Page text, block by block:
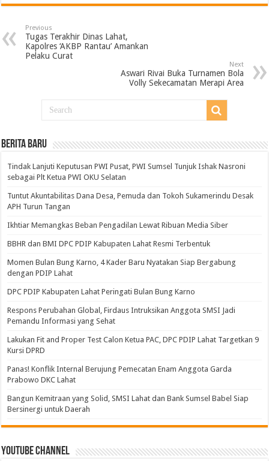
Previous
Tugas Terakhir Dinas Lahat,
Kapolres ‘AKBP Rantau’ Amankan
Pelaku Curat
Next
Aswari Rivai Buka Turnamen Bola
Volly Sekecamatan Merapi Area
BERITA BARU
Tindak Lanjuti Keputusan PWI Pusat, PWI Sumsel Tunjuk Ishak Nasroni
sebagai Plt Ketua PWI OKU Selatan
Tuntut Akuntabilitas Dana Desa, Pemuda dan Tokoh Sukamerindu Desak
APH Turun Tangan
Ikhtiar Memangkas Beban Pengadilan Lewat Ribuan Media Siber
BBHR dan BMI DPC PDIP Kabupaten Lahat Resmi Terbentuk
Momen Bulan Bung Karno, 4 Kader Baru Nyatakan Siap Bergabung
dengan PDIP Lahat
DPC PDIP Kabupaten Lahat Peringati Bulan Bung Karno
Respons Perubahan Global, Firdaus Intruksikan Anggota SMSI Jadi
Pemandu Informasi yang Sehat
Lakukan Fit and Proper Test Calon Ketua PAC, DPC PDIP Lahat Targetkan 9
Kursi DPRD
Panas! Konflik Internal Berujung Pemecatan Enam Anggota Garda
Prabowo DKC Lahat
Bangun Kemitraan yang Solid, SMSI Lahat dan Bank Sumsel Babel Siap
Bersinergi untuk Daerah
Youtube Channel